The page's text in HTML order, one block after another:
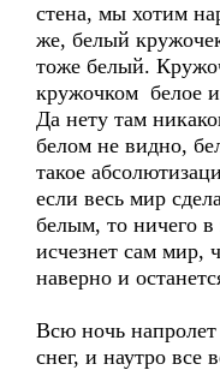
стена, мы хотим
же, белый
тоже белый.
кружочком белое и
Да нету там
белом не видно,
такое
если весь мир
белым, то ничего в
исчезнет сам мир,
наверно и
Всю ночь
снег, и наутро все